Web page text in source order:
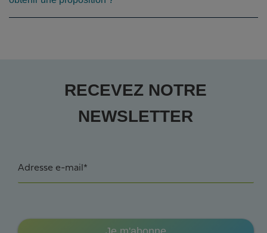
RECEVEZ NOTRE
NEWSLETTER
Adresse e-mail*